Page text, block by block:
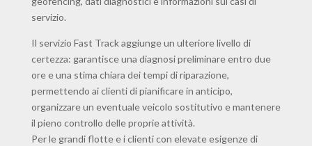
servizio.
Il servizio Fast Track aggiunge un ulteriore livello di
certezza: garantisce una diagnosi preliminare entro due
ore e una stima chiara dei tempi di riparazione,
permettendo ai clienti di pianificare in anticipo,
organizzare un eventuale veicolo sostitutivo e mantenere
il pieno controllo delle proprie attività.
Per le grandi flotte e i clienti con elevate esigenze di